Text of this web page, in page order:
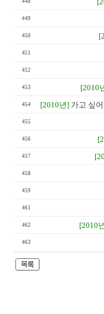
448
449
450
451
452
453 [2010
454 [2010년] 가고 싶
455
456
457
458
459
461
462 [2010
463